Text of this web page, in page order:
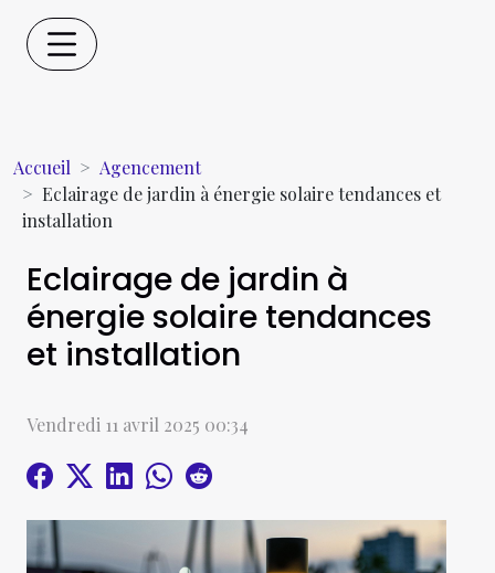
Accueil
Agencement
Eclairage de jardin à énergie solaire tendances et
installation
Eclairage de jardin à
énergie solaire tendances
et installation
Vendredi 11 avril 2025 00:34